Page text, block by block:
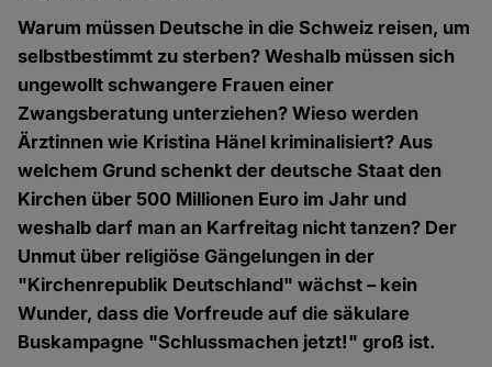
Warum müssen Deutsche in die Schweiz reisen, um
selbstbestimmt zu sterben? Weshalb müssen sich
ungewollt schwangere Frauen einer
Zwangsberatung unterziehen? Wieso werden
Ärztinnen wie Kristina Hänel kriminalisiert? Aus
welchem Grund schenkt der deutsche Staat den
Kirchen über 500 Millionen Euro im Jahr und
weshalb darf man an Karfreitag nicht tanzen? Der
Unmut über religiöse Gängelungen in der
"Kirchenrepublik Deutschland" wächst – kein
Wunder, dass die Vorfreude auf die säkulare
Buskampagne "Schlussmachen jetzt!" groß ist.